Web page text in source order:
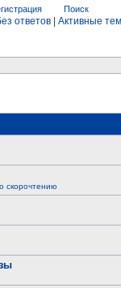
Поиск
ответов Активные
скорочтению